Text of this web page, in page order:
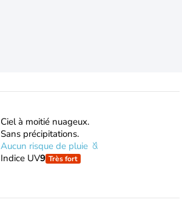
Ciel à moitié nuageux.
Sans précipitations.
Aucun risque de pluie
Indice UV9 Très fort